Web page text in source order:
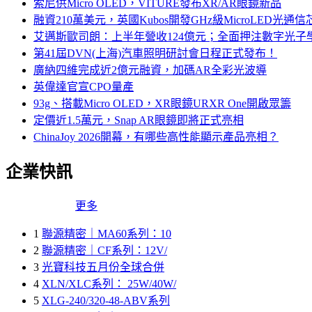
索尼供Micro OLED，VITURE發布XR/AR眼鏡新品
融資210萬美元，英國Kubos開發GHz級MicroLED光通信
艾邁斯歐司朗：上半年營收124億元；全面押注數字光子
第41屆DVN(上海)汽車照明研討會日程正式發布！
廣納四維完成近2億元融資，加碼AR全彩光波導
英偉達官宣CPO量產
93g、搭載Micro OLED，XR眼鏡URXR One開啟眾籌
定價近1.5萬元，Snap AR眼鏡即將正式亮相
ChinaJoy 2026開幕，有哪些高性能顯示產品亮相？
企業快訊
更多
1 聯源精密｜MA60系列：10
2 聯源精密｜CF系列：12V/
3 光寶科技五月份全球合併
4 XLN/XLC系列： 25W/40W/
5 XLG-240/320-48-ABV系列